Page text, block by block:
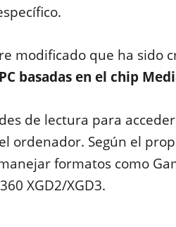
modificado que ha sido
basadas en el chip
de lectura para
ordenador. Según el
formatos como
XGD2/XGD3.